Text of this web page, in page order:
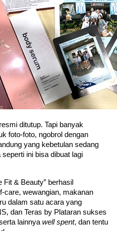
ditutup. Tapi banyak
foto-foto, ngobrol dengan
yang kebetulan sedang
ini bisa dibuat lagi
Fit & Beauty” berhasil
care, wewangian, makanan
dan Teras by Plataran sukses
lainnya well spent, dan tentu